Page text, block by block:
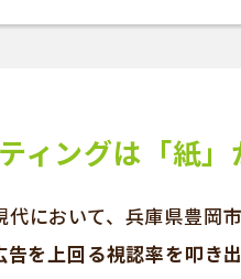
ィングは「紙
において、兵庫県豊岡
を上回る視認率を叩き